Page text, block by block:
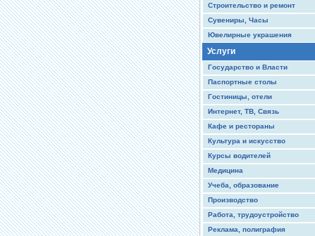
Строительство и ремонт
Сувениры, Часы
Ювелирные украшения
Услуги
Государство и Власти
Паспортные столы
Гостиницы, отели
Интернет, ТВ, Связь
Кафе и рестораны
Культура и искусство
Курсы водителей
Медицина
Учеба, образование
Производство
Работа, трудоустройство
Реклама, полиграфия